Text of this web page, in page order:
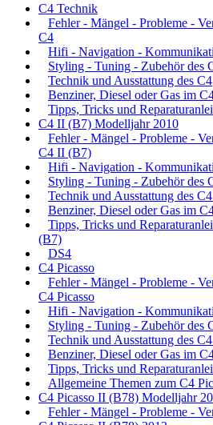
C4 Technik
Fehler - Mängel - Probleme -
C4
Hifi - Navigation -
Styling - Tuning - Zubehör des
Technik und Ausstattung des C4
Benziner, Diesel oder Gas im
Tipps, Tricks und
C4 II (B7) Modelljahr 2010
Fehler - Mängel - Probleme -
C4 II (B7)
Hifi - Navigation -
Styling - Tuning - Zubehör des
Technik und Ausstattung des
Benziner, Diesel oder Gas im
Tipps, Tricks und
(B7)
DS4
C4 Picasso
Fehler - Mängel - Probleme -
C4 Picasso
Hifi - Navigation -
Styling - Tuning - Zubehör des
Technik und Ausstattung des
Benziner, Diesel oder Gas im
Tipps, Tricks und
Allgemeine Themen zum C4
C4 Picasso II (B78) Modelljahr
Fehler - Mängel - Probleme -